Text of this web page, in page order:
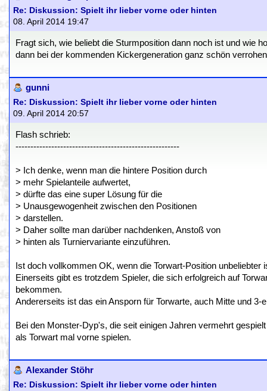
Re: Diskussion: Spielt ihr lieber vorne oder hinten
08. April 2014 19:47
Fragt sich, wie beliebt die Sturmposition dann noch ist und wie
dann bei der kommenden Kickergeneration ganz schön
gunni
Re: Diskussion: Spielt ihr lieber vorne oder hinten
09. April 2014 20:57
Flash schrieb:
-------------------------------------------------------
> Ich denke, wenn man die hintere Position durch
> mehr Spielanteile aufwertet,
> dürfte das eine super Lösung für die
> Unausgewogenheit zwischen den Positionen
> darstellen.
> Daher sollte man darüber nachdenken, Anstoß von
> hinten als Turniervariante einzuführen.
Ist doch vollkommen OK, wenn die Torwart-Position unbeliebter
Einerseits gibt es trotzdem Spieler, die sich erfolgreich auf
bekommen.
Andererseits ist das ein Ansporn für Torwarte, auch Mitte und 3-
Bei den Monster-Dyp's, die seit einigen Jahren vermehrt
als Torwart mal vorne spielen.
Alexander Stöhr
Re: Diskussion: Spielt ihr lieber vorne oder hinten